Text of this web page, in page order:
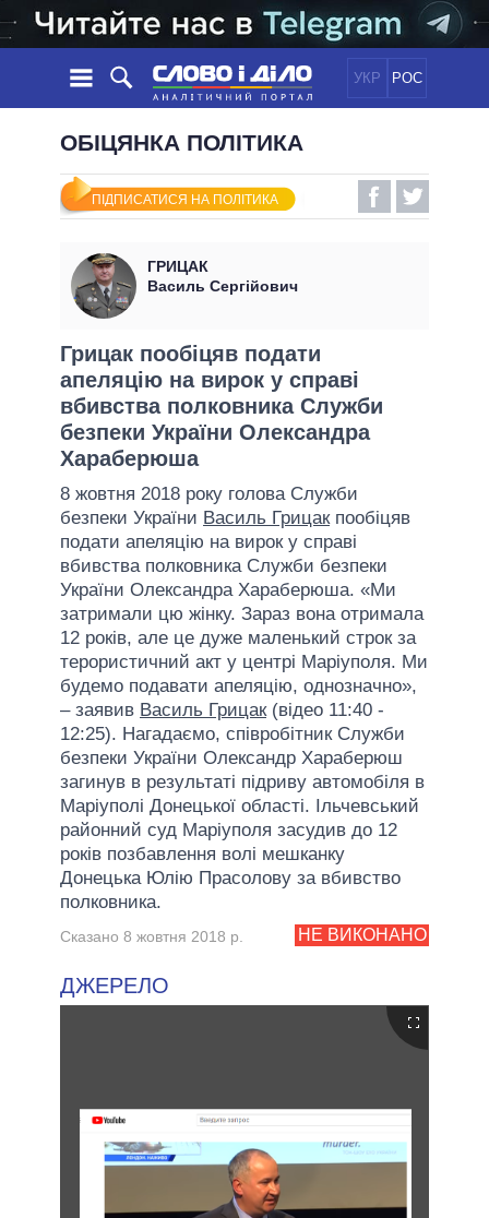
УКР РОС
НОВИНИ
СТРІЧКА
ПОДІЇ
СТАТТІ
ДУМКИ
ОГЛЯДИ
ДАЙДЖЕСТИ
ПОЛІТИКА
ЕКОНОМІКА
СВІТ
ОБIЦЯНКИ
УСІ ПОЛІТИКИ
ПРЕЗИДЕНТ І ОФІС
ВЕРХОВНА РАДА
КАБІНЕТ МІНІСТРІВ
ГОЛОВИ ОБЛАДМІНІСТРАЦІЙ
МЕРИ МІСТ
ВСІ ПЕРСОНИ
ІНФОГРАФІКА
ПІДТРИМАТИ
ПОРІВНЯННЯ ПОЛІТИКІВ
ОБІЦЯНКА ПОЛІТИКА
ПІДПИСАТИСЯ НА ПОЛІТИКА
ГРИЦАК
Василь Сергійович
Грицак пообіцяв подати
апеляцію на вирок у справі
вбивства полковника Служби
безпеки України Олександра
Хараберюша
8 жовтня 2018 року голова Служби
безпеки України Василь Грицакпообіцяв
подати апеляцію на вирок у справі
вбивства полковника Служби безпеки
України Олександра Хараберюша. «Ми
затримали цю жінку. Зараз вона отримала
12 років, але це дуже маленький строк за
терористичний акт у центрі Маріуполя. Ми
будемо подавати апеляцію, однозначно»,
– заявив Василь Грицак(відео 11:40 -
12:25). Нагадаємо, співробітник Служби
безпеки України Олександр Хараберюш
загинув в результаті підриву автомобіля в
Маріуполі Донецької області. Ільчевський
районний суд Маріуполя засудив до 12
років позбавлення волі мешканку
Донецька Юлію Прасолову за вбивство
полковника.
НЕ ВИКОНАНО
Сказано 8 жовтня 2018 р.
ДЖЕРЕЛО